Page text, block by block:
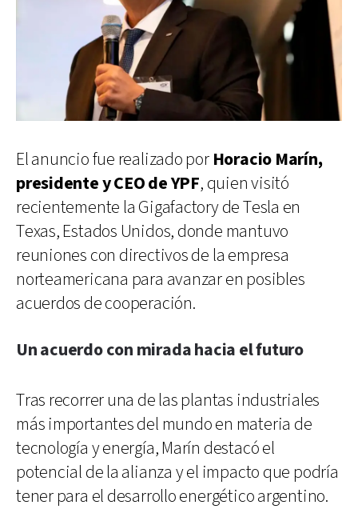
El anuncio fue realizado por Horacio Marín,
presidente y CEO de YPF, quien visitó
recientemente la Gigafactory de Tesla en
Texas, Estados Unidos, donde mantuvo
reuniones con directivos de la empresa
norteamericana para avanzar en posibles
acuerdos de cooperación.
Un acuerdo con mirada hacia el futuro
Tras recorrer una de las plantas industriales
más importantes del mundo en materia de
tecnología y energía, Marín destacó el
potencial de la alianza y el impacto que podría
tener para el desarrollo energético argentino.